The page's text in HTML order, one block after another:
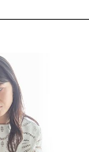
日常も通勤
！思春期の子